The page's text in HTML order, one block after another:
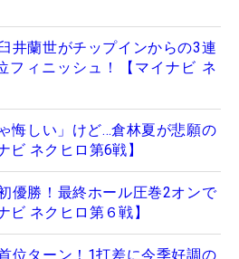
井蘭世がチップインからの3連
フィニッシュ！【マイナビ ネ
悔しい」けど…倉林夏が悲願の
ビ ネクヒロ第6戦】
優勝！最終ホール圧巻2オンで
ビ ネクヒロ第６戦】
位ターン！1打差に今季好調の